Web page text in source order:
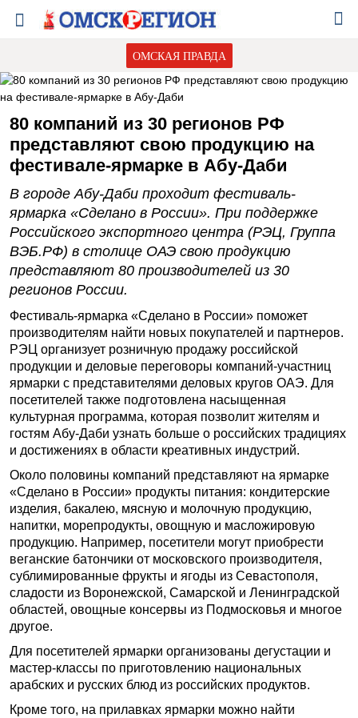
ОМСКАЯ ПРАВДА
80 компаний из 30 регионов РФ
представляют свою продукцию на
фестивале-ярмарке в Абу-Даби
В городе Абу-Даби проходит фестиваль-
ярмарка «Сделано в России». При поддержке
Российского экспортного центра (РЭЦ, Группа
ВЭБ.РФ) в столице ОАЭ свою продукцию
представляют 80 производителей из 30
регионов России.
Фестиваль-ярмарка «Сделано в России» поможет
производителям найти новых покупателей и партнеров.
РЭЦ организует розничную продажу российской
продукции и деловые переговоры компаний-участниц
ярмарки с представителями деловых кругов ОАЭ. Для
посетителей также подготовлена насыщенная
культурная программа, которая позволит жителям и
гостям Абу-Даби узнать больше о российских традициях
и достижениях в области креативных индустрий.
Около половины компаний представляют на ярмарке
«Сделано в России» продукты питания: кондитерские
изделия, бакалею, мясную и молочную продукцию,
напитки, морепродукты, овощную и масложировую
продукцию. Например, посетители могут приобрести
веганские батончики от московского производителя,
сублимированные фрукты и ягоды из Севастополя,
сладости из Воронежской, Самарской и Ленинградской
областей, овощные консервы из Подмосковья и многое
другое.
Для посетителей ярмарки организованы дегустации и
мастер-классы по приготовлению национальных
арабских и русских блюд из российских продуктов.
Кроме того, на прилавках ярмарки можно найти